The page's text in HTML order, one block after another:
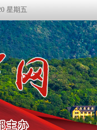
星期五